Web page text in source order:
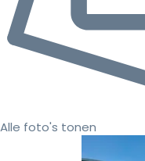
Alle foto's tonen